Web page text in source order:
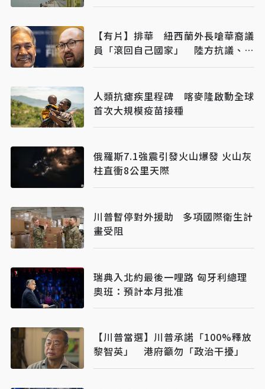
【有片】排華 紐西蘭外長嗆華裔議
員「滾回自己國家」 陸方抗議、紐
總理也不挺
人類抗瘧疾里程碑 喀麥隆啟動全球
首次大規模疫苗接種
俄羅斯7.1強震引發火山爆發 火山灰
柱直衝8公里天際
川普暫停對外援助 多項國際衛生計
畫受阻
瑞典入北約最後一哩路 匈牙利總理
奧班：預計本月批准
【川普當選】川普承諾「100%釋放
黎智英」 港府籲勿「政治干擾」